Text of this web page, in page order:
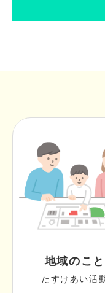
地域のこと
たすけあい活